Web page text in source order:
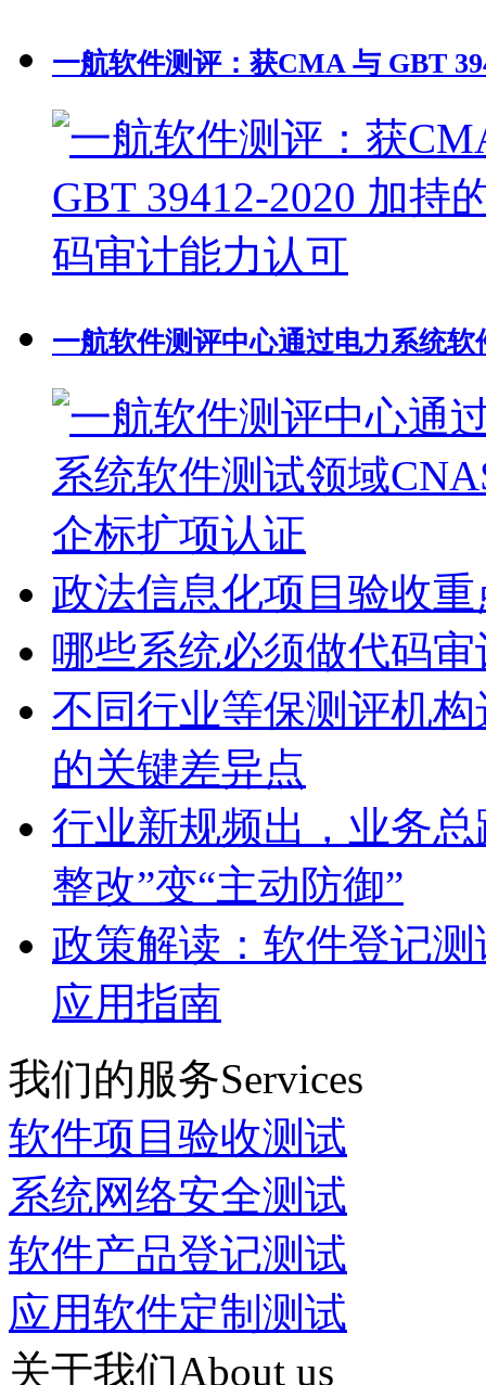
一航软件测评：获CMA 与 GBT
一航软件测评中心通过电力系统
政法信息化项目验收
哪些系统必须做代码
不同行业等保测评机
的关键差异点
行业新规频出，业务
整改”变“主动防御”
政策解读：软件登记
应用指南
我们的服务Services
软件项目验收测试
系统网络安全测试
软件产品登记测试
应用软件定制测试
关于我们About us